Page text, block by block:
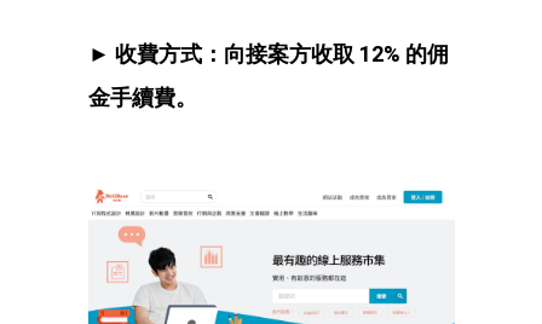
► 收費方式：向接案方收取 12% 的佣
金手續費。